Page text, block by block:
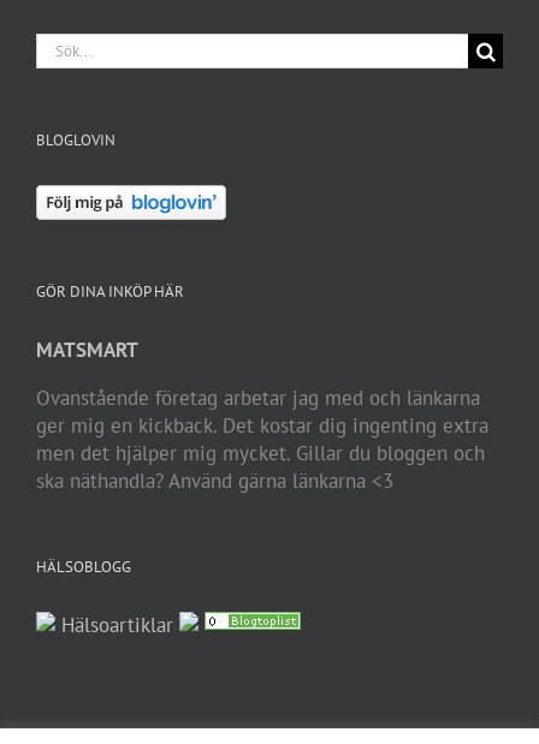
Sök
efter:
BLOGLOVIN
GÖR DINA INKÖP HÄR
MATSMART
Ovanstående företag arbetar jag med och länkarna
ger mig en kickback. Det kostar dig ingenting extra
men det hjälper mig mycket. Gillar du bloggen och
ska näthandla? Använd gärna länkarna <3
HÄLSOBLOGG
Hälsoartiklar